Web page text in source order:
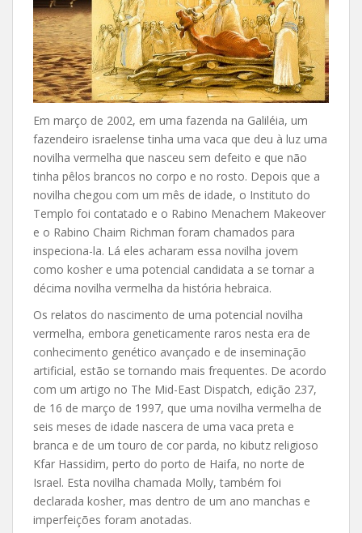
Em março de 2002, em uma fazenda na Galiléia, um
fazendeiro israelense tinha uma vaca que deu à luz uma
novilha vermelha que nasceu sem defeito e que não
tinha pêlos brancos no corpo e no rosto. Depois que a
novilha chegou com um mês de idade, o Instituto do
Templo foi contatado e o Rabino Menachem Makeover
e o Rabino Chaim Richman foram chamados para
inspeciona-la. Lá eles acharam essa novilha jovem
como kosher e uma potencial candidata a se tornar a
décima novilha vermelha da história hebraica.
Os relatos do nascimento de uma potencial novilha
vermelha, embora geneticamente raros nesta era de
conhecimento genético avançado e de inseminação
artificial, estão se tornando mais frequentes. De acordo
com um artigo no The Mid-East Dispatch, edição 237,
de 16 de março de 1997, que uma novilha vermelha de
seis meses de idade nascera de uma vaca preta e
branca e de um touro de cor parda, no kibutz religioso
Kfar Hassidim, perto do porto de Haifa, no norte de
Israel. Esta novilha chamada Molly, também foi
declarada kosher, mas dentro de um ano manchas e
imperfeições foram anotadas.